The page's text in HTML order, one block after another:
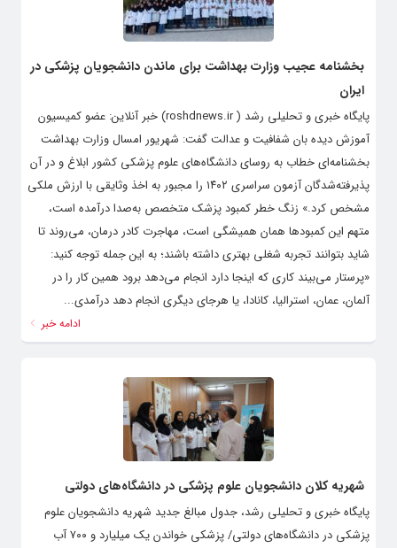
بخشنامه عجیب وزارت بهداشت برای ماندن دانشجویان پزشکی در
ایران
پایگاه خبری و تحلیلی رشد ( roshdnews.ir) خبر آنلاین: عضو کمیسیون
آموزش دیده بان شفافیت و عدالت گفت: شهریور امسال وزارت بهداشت
بخشنامه‌ای خطاب به روسای دانشگاه‌های علوم پزشکی کشور ابلاغ و در آن
پذیرفته‌شدگان آزمون سراسری ۱۴۰۲ را مجبور به اخذ وثایقی با ارزش ملکی
مشخص کرد.» زنگ خطر کمبود پزشک متخصص به‌صدا درآمده است،
متهم این کمبود‌ها همان همیشگی است، مهاجرت کادر درمان، می‌روند تا
شاید بتوانند تجربه شغلی بهتری داشته باشند؛ به این جمله توجه کنید:
«پرستار می‌بیند کاری که اینجا دارد انجام می‌دهد برود همین کار را در
آلمان، عمان، استرالیا، کانادا، یا هرجای دیگری انجام دهد درآمدی...
ادامه خبر
شهریه‌ کلان دانشجویان علوم پزشکی در دانشگاه‌های دولتی
پایگاه خبری و تحلیلی رشد، جدول مبالغ جدید شهریه‌ دانشجویان علوم
پزشکی در دانشگاه‌های دولتی/ پزشکی خواندن یک میلیارد و ۷۰۰ آب